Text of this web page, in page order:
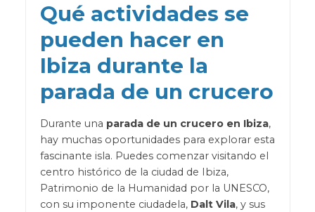
Qué actividades se
pueden hacer en
Ibiza durante la
parada de un crucero
Durante una parada de un crucero en Ibiza,
hay muchas oportunidades para explorar esta
fascinante isla. Puedes comenzar visitando el
centro histórico de la ciudad de Ibiza,
Patrimonio de la Humanidad por la UNESCO,
con su imponente ciudadela, Dalt Vila, y sus